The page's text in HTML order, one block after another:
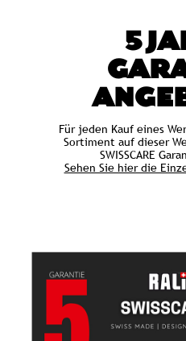
5
Für jeden Kauf eines
Sortiment auf dieser
SWISSCARE
Sehen Sie hier die